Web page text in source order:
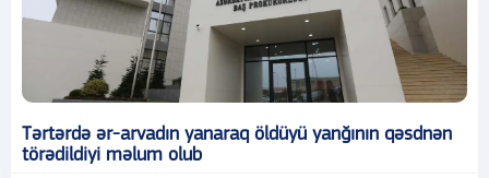
Tərtərdə ər-arvadın yanaraq öldüyü yanğının qəsdnən
törədildiyi məlum olub